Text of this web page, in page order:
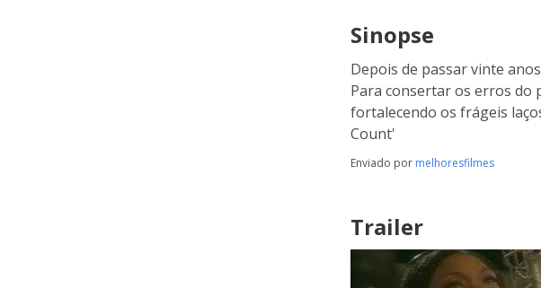
Sinopse
Depois de passar vinte
Para consertar os erros do
fortalecendo os frágeis
Count'
Enviado por melhoresfilmes
Trailer